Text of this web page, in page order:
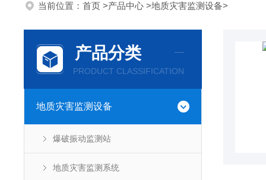
当前位置： 首页 >产品中心 >地质灾害监测设备>
产品分类
PRODUCT CLASSIFICATION
地质灾害监测设备
爆破振动监测站
地质灾害监测系统